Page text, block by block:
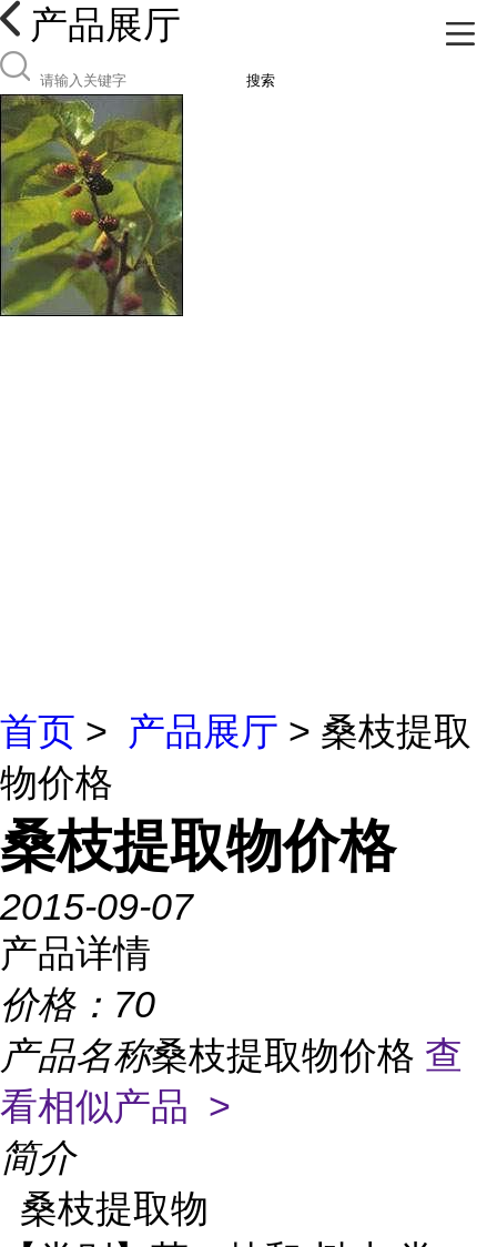
产品展厅
搜索
首页 > 产品展厅 > 桑枝提取
物价格
桑枝提取物价格
2015-09-07
产品详情
价格： 70
产品名称桑枝提取物价格 查
看相似产品 >
简介
桑枝提取物